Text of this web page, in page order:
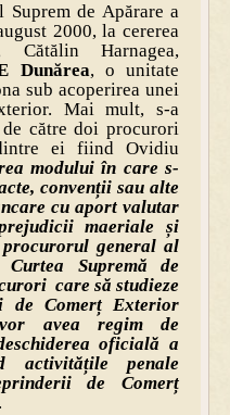
de Apărare a
2000, la cererea
Harnagea,
Dunărea, o unitate
sub acoperirea unei
Mai mult, s-a
către doi procurori
ei fiind Ovidiu
modului în care s-
convenții sau alte
cu aport valutar
maeriale și
general al
Supremă de
care să studieze
de Comerț Exterior
avea regim de
oficială a
activitățile penale
de Comerț